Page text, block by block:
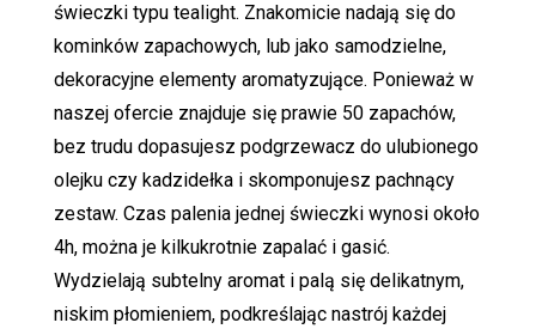
świeczki typu tealight. Znakomicie nadają się do
kominków zapachowych, lub jako samodzielne,
dekoracyjne elementy aromatyzujące. Ponieważ w
naszej ofercie znajduje się prawie 50 zapachów,
bez trudu dopasujesz podgrzewacz do ulubionego
olejku czy kadzidełka i skomponujesz pachnący
zestaw. Czas palenia jednej świeczki wynosi około
4h, można je kilkukrotnie zapalać i gasić.
Wydzielają subtelny aromat i palą się delikatnym,
niskim płomieniem, podkreślając nastrój każdej